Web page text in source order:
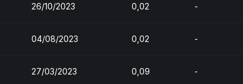
26/10/2023 0,02 -
04/08/2023 0,02 -
27/03/2023 0,09 -